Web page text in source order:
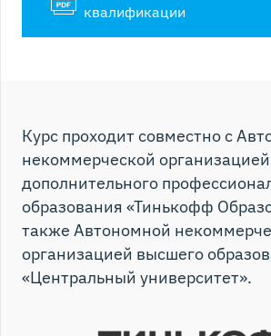
квалификации
Курс проходит совместно с
некоммерческой организацией
дополнительного
образования «Тинькофф
также Автономной
организацией высшего
«Центральный университет».